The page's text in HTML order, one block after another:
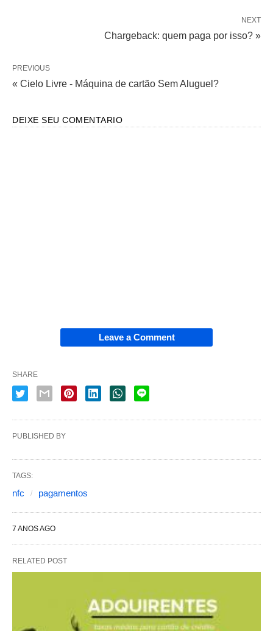
NEXT
Chargeback: quem paga por isso? »
PREVIOUS
« Cielo Livre - Máquina de cartão Sem Aluguel?
DEIXE SEU COMENTARIO
Leave a Comment
SHARE
PUBLISHED BY
TAGS:
nfc pagamentos
7 ANOS AGO
RELATED POST